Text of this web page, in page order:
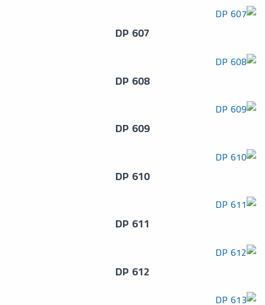
DP 607
DP 608
DP 609
DP 610
DP 611
DP 612